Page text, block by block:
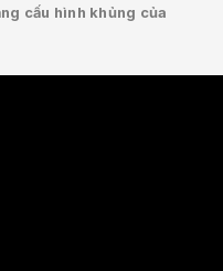
cấu hình khủng của